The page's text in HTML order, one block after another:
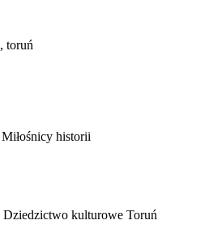
toruń
Miłośnicy historii
Dziedzictwo kulturowe Toruń